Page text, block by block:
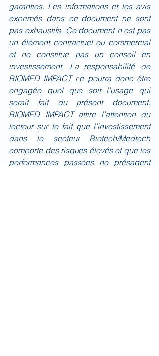
garanties. Les informations et les avis
exprimés dans ce document ne sont
pas exhaustifs. Ce document n’est pas
un élément contractuel ou commercial
et ne constitue pas un conseil en
investissement. La responsabilité de
BIOMED IMPACT ne pourra donc être
engagée quel que soit l’usage qui
serait fait du présent document.
BIOMED IMPACT attire l’attention du
lecteur sur le fait que l’investissement
dans le secteur Biotech/Medtech
comporte des risques élevés et que les
performances passées ne présagent